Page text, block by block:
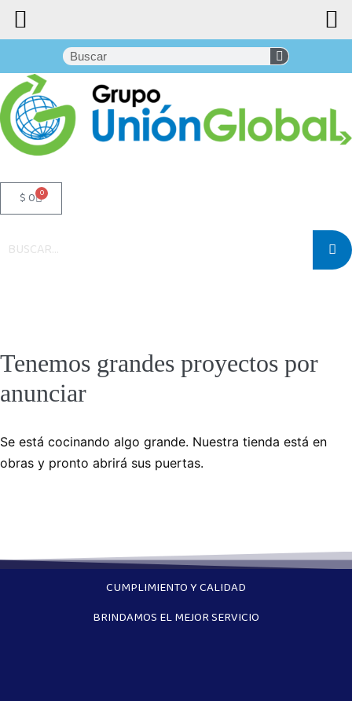
$0 0
Tenemos grandes proyectos por
anunciar
Se está cocinando algo grande. Nuestra tienda está en
obras y pronto abrirá sus puertas.
CUMPLIMIENTO Y CALIDAD
BRINDAMOS EL MEJOR SERVICIO